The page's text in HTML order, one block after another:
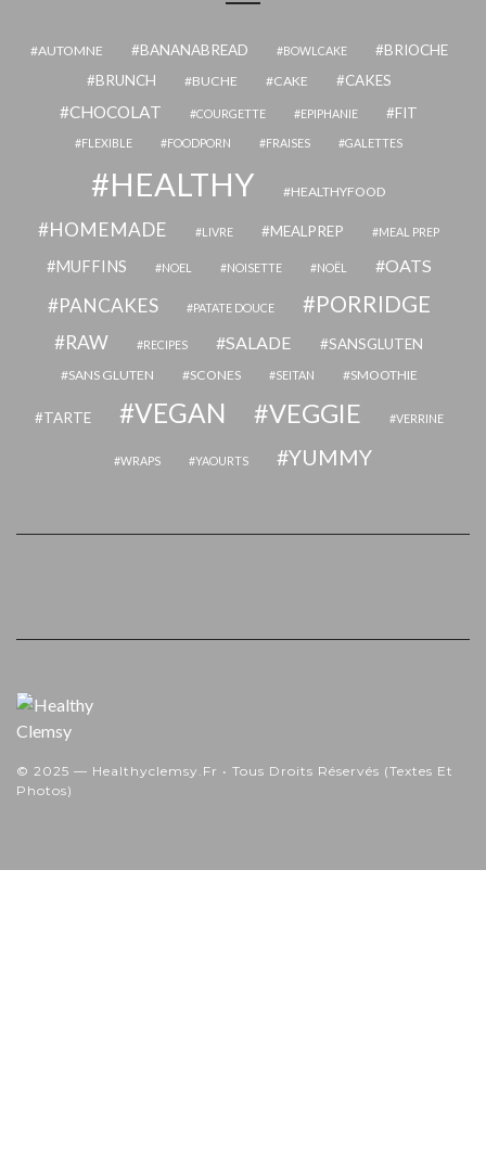
AUTOMNE BANANABREAD BOWLCAKE
BRIOCHE
BRUNCH
BUCHE CAKE CAKES
CHOCOLAT COURGETTE EPIPHANIE FIT
FLEXIBLE FOODPORN FRAISES GALETTES
HEALTHY HEALTHYFOOD
HOMEMADE LIVRE MEALPREP MEAL PREP
MUFFINS NOEL NOISETTE NOËL OATS
PANCAKES PATATE DOUCE PORRIDGE
RAW RECIPES SALADE SANSGLUTEN
SANS GLUTEN SCONES SEITAN SMOOTHIE
TARTE VEGAN VEGGIE VERRINE
WRAPS YAOURTS YUMMY
© 2025 — Healthyclemsy.fr • Tous Droits Réservés (textes Et
Photos)